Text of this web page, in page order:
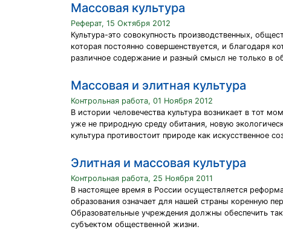
Массовая культура
Реферат, 15 Октября 2012
Культура-это совокупность производственных,
которая постоянно совершенствуется, и благодаря
различное содержание и разный смысл не только в
Массовая и элитная культура
Контрольная работа, 01 Ноября 2012
В истории человечества культура возникает в тот
уже не природную среду обитания, новую
культура противостоит природе как искусственное
Элитная и массовая культура
Контрольная работа, 25 Ноября 2011
В настоящее время в России осуществляется
образования означает для нашей страны коренную
Образовательные учреждения должны обеспечить
субъектом общественной жизни.